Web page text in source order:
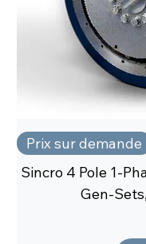
Prix sur demande
Sincro 4 Pole 1-
Gen-